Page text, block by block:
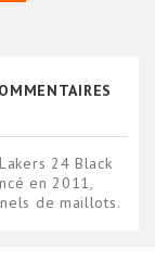
24 Black
en 2011,
de maillots.